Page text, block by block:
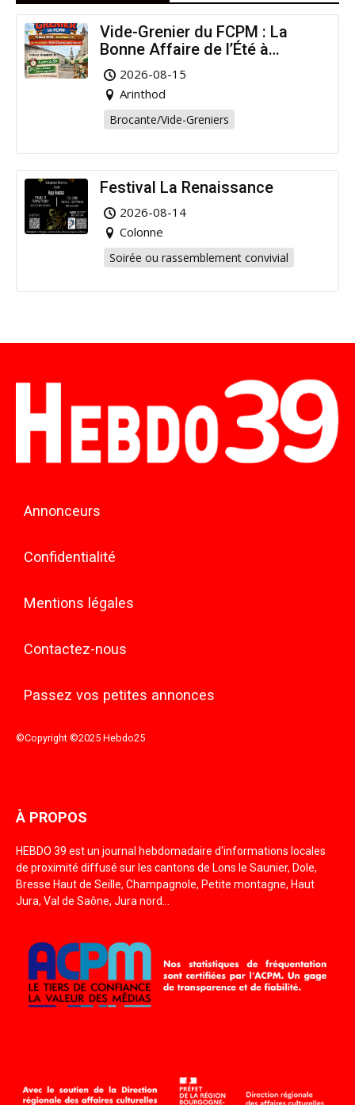
Vide-Grenier du FCPM : La
Bonne Affaire de l’Été à
Arinthod !
2026-08-15
Arinthod
Brocante/Vide-Greniers
Festival La Renaissance
2026-08-14
Colonne
Soirée ou rassemblement convivial